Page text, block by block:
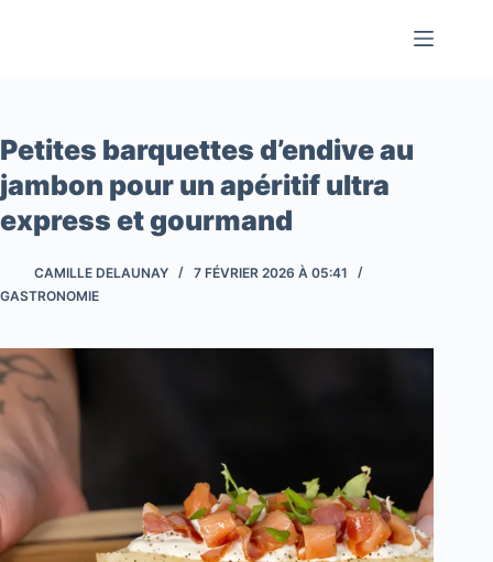
Petites barquettes d’endive au
jambon pour un apéritif ultra
express et gourmand
CAMILLE DELAUNAY
7 FÉVRIER 2026 À 05:41
GASTRONOMIE